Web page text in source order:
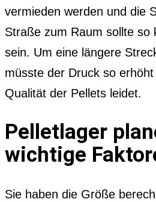
vermieden werden und die
Straße zum Raum sollte so
sein. Um eine längere
müsste der Druck so
Qualität der Pellets leidet.
Pelletlager
wichtige
Sie haben die Größe